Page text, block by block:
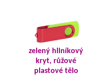
zelený hliníkový
kryt, růžové
plastové tělo